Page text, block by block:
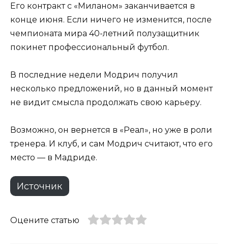
Его контракт с «Миланом» заканчивается в
конце июня. Если ничего не изменится, после
чемпионата мира 40-летний полузащитник
покинет профессиональный футбол.
В последние недели Модрич получил
несколько предложений, но в данный момент
не видит смысла продолжать свою карьеру.
Возможно, он вернется в «Реал», но уже в роли
тренера. И клуб, и сам Модрич считают, что его
место — в Мадриде.
Источник
Оцените статью